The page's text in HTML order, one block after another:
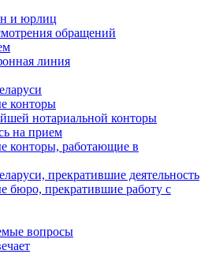
и юрлиц
обращений
линия
конторы
нотариальной конторы
на прием
конторы, работающие в
прекратившие деятельность
бюро, прекратившие работу с
вопросы